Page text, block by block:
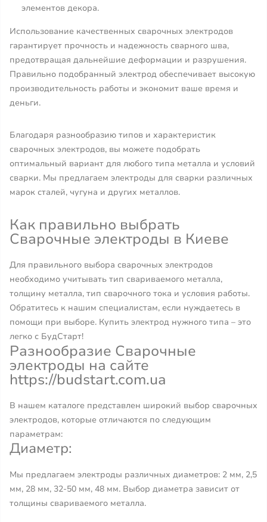
элементов декора.
Использование качественных сварочных электродов
гарантирует прочность и надежность сварного шва,
предотвращая дальнейшие деформации и разрушения.
Правильно подобранный электрод обеспечивает высокую
производительность работы и экономит ваше время и
деньги.
Благодаря разнообразию типов и характеристик
сварочных электродов, вы можете подобрать
оптимальный вариант для любого типа металла и условий
сварки. Мы предлагаем электроды для сварки различных
марок сталей, чугуна и других металлов.
Как правильно выбрать
Сварочные электроды в Киеве
Для правильного выбора сварочных электродов
необходимо учитывать тип свариваемого металла,
толщину металла, тип сварочного тока и условия работы.
Обратитесь к нашим специалистам, если нуждаетесь в
помощи при выборе. Купить электрод нужного типа – это
легко с БудСтарт!
Разнообразие Сварочные
электроды на сайте
https://budstart.com.ua
В нашем каталоге представлен широкий выбор сварочных
электродов, которые отличаются по следующим
параметрам:
Диаметр:
Мы предлагаем электроды различных диаметров: 2 мм, 2,5
мм, 28 мм, 32-50 мм, 48 мм. Выбор диаметра зависит от
толщины свариваемого металла.